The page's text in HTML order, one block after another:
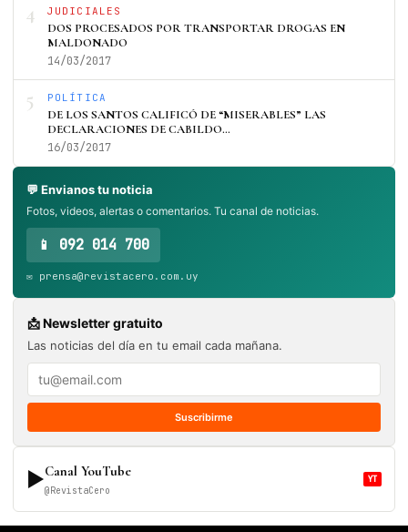
4 JUDICIALES
DOS PROCESADOS POR TRANSPORTAR DROGAS EN
MALDONADO
14/03/2017
5 POLÍTICA
DE LOS SANTOS CALIFICÓ DE “MISERABLES” LAS
DECLARACIONES DE CABILDO…
16/03/2017
💬 Envianos tu noticia
Fotos, videos, alertas o comentarios. Tu canal de noticias.
📱 092 014 700
✉️ prensa@revistacero.com.uy
📩 Newsletter gratuito
Las noticias del día en tu email cada mañana.
Suscribirme
▶Canal YouTube
@RevistaCero
YT